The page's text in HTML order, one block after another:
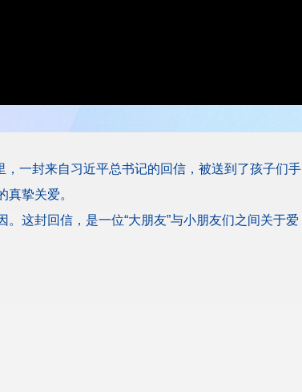
一封来自习近平总书记的回信，被送到了孩子们手
挚关爱。
这封回信，是一位“大朋友”与小朋友们之间关于爱